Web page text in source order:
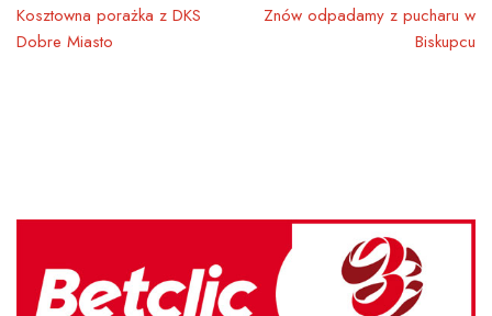
Kosztowna porażka z DKS
Dobre Miasto
Znów odpadamy z pucharu w
Biskupcu